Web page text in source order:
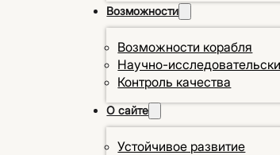
Возможности
Возможности корабля
Научно-
Контроль качества
О сайте
Устойчивое развитие